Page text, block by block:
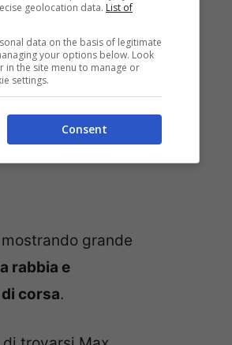
grande
rabbia e
corsa.
geolocation data. List of
data on the basis of legitimate
your options below. Look
the site menu to manage or
settings.
Consent